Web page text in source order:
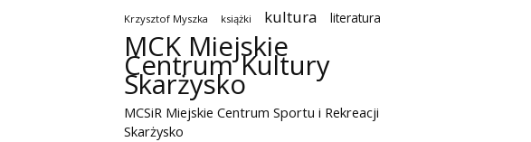
Krzysztof Myszka książki kultura literatura
MCK Miejskie
Centrum Kultury
Skarżysko
MCSiR Miejskie Centrum Sportu i Rekreacji
Skarżysko